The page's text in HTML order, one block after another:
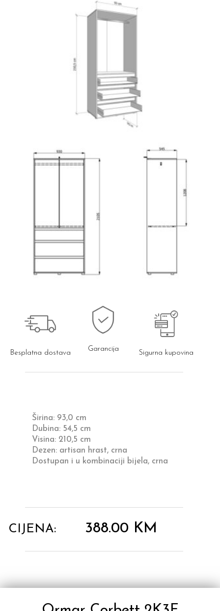
Besplatna dostava Garancija Sigurna kupovina
Širina: 93,0 cm
Dubina: 54,5 cm
Visina: 210,5 cm
Dezen: artisan hrast, crna
Dostupan i u kombinaciji bijela, crna
CIJENA: 388.00 KM